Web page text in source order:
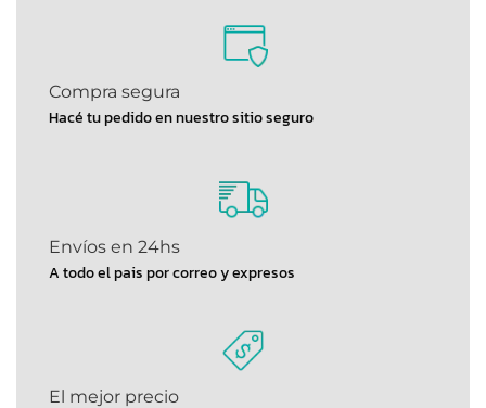
Compra segura
Hacé tu pedido en nuestro sitio seguro
Envíos en 24hs
A todo el pais por correo y expresos
El mejor precio